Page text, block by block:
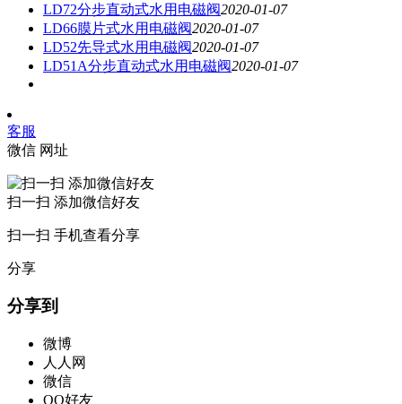
LD72分步直动式水用电磁阀2020-01-07
LD66膜片式水用电磁阀2020-01-07
LD52先导式水用电磁阀2020-01-07
LD51A分步直动式水用电磁阀2020-01-07
客服
微信 网址
扫一扫 添加微信好友
扫一扫 手机查看分享
分享
分享到
微博
人人网
微信
QQ好友